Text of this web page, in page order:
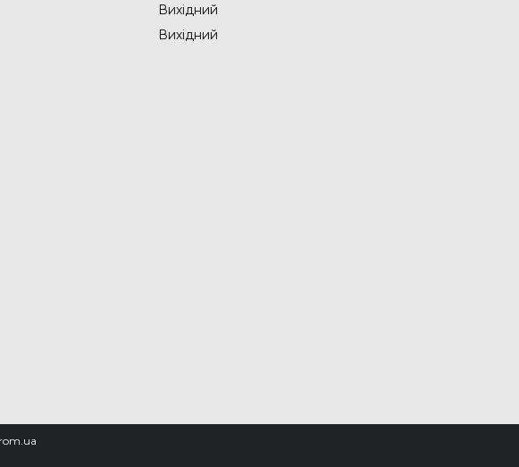
Вихідний
Вихідний